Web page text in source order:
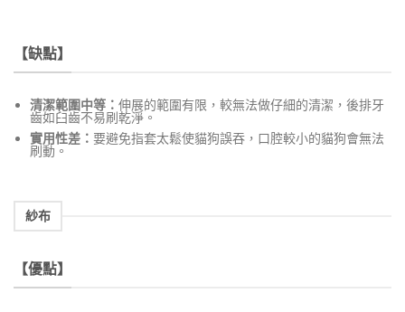
【缺點】
清潔範圍中等：伸展的範圍有限，較無法做仔細的清潔，後排牙
齒如臼齒不易刷乾淨。
實用性差：要避免指套太鬆使貓狗誤吞，口腔較小的貓狗會無法
刷動。
紗布
【優點】